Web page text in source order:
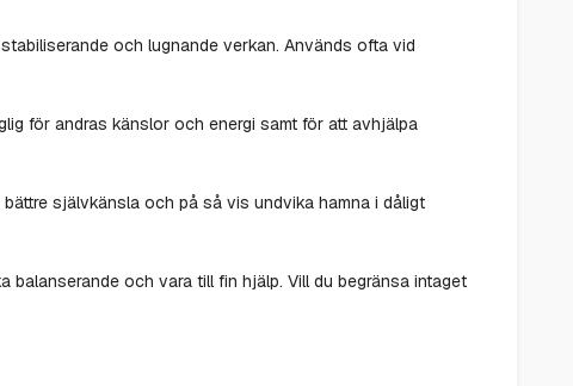
och lugnande verkan. Används ofta vid
för andras känslor och energi samt för att avhjälpa
självkänsla och på så vis undvika hamna i dåligt
och vara till fin hjälp. Vill du begränsa intaget